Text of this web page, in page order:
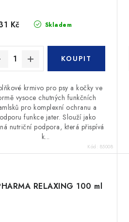
Skladem
Kč
krmivo pro psy a kočky ve
vysoce chutných funkčních
pro komplexní ochranu a
funkce jater. Slouží jako
nutriční podpora, která přispívá
k...
Kód: 85008
RELAXING 100 ml